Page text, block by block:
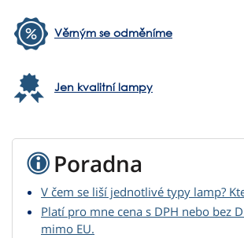
Věrným se odměníme
Jen kvalitní lampy
Poradna
V čem se liší jednotlivé typy lamp?
Platí pro mne cena s DPH nebo bez
mimo EU.